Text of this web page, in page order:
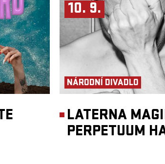
10. 9.
NÁRODNÍ DIVADLO
LATERNA
PERPETUUM